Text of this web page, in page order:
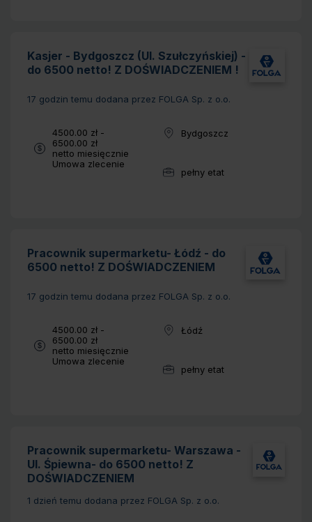
Kasjer - Bydgoszcz (Ul. Szułczyńskiej) -
do 6500 netto! Z DOŚWIADCZENIEM !
17 godzin temu dodana przez FOLGA Sp. z o.o.
Wynagrodzenie:
4500.00 zł -
6500.00 zł
netto miesięcznie
Typ umowy:
Umowa zlecenie
Lokalizacja:
Bydgoszcz
Wymiar pracy:
pełny etat
Pracownik supermarketu- Łódź - do
6500 netto! Z DOŚWIADCZENIEM
17 godzin temu dodana przez FOLGA Sp. z o.o.
Wynagrodzenie:
4500.00 zł -
6500.00 zł
netto miesięcznie
Typ umowy:
Umowa zlecenie
Lokalizacja:
Łódź
Wymiar pracy:
pełny etat
Pracownik supermarketu- Warszawa -
Ul. Śpiewna- do 6500 netto! Z
DOŚWIADCZENIEM
1 dzień temu dodana przez FOLGA Sp. z o.o.